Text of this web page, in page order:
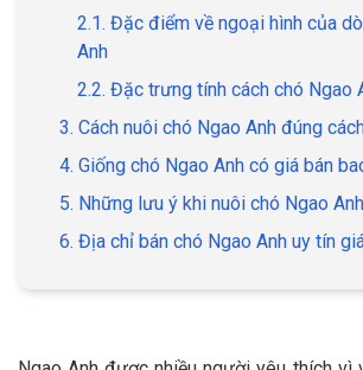
DỊCH VỤ
Dịch vụ cắt tỉa lông chó
2.1. Đặc điểm về ngoại hình của
Anh
2.2. Đặc trưng tính cách chó Ngao
3. Cách nuôi chó Ngao Anh đúng
4. Giống chó Ngao Anh có giá bán
5. Những lưu ý khi nuôi chó Ngao Anh
6. Địa chỉ bán chó Ngao Anh uy tín